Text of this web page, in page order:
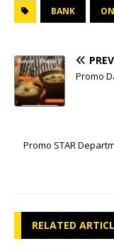
BANK
Promo
Promo STAR
RELATED